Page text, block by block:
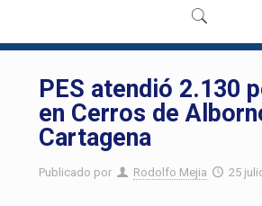
PES atendió 2.130
en Cerros de
Cartagena
Publicado por Rodolfo Mejia 25